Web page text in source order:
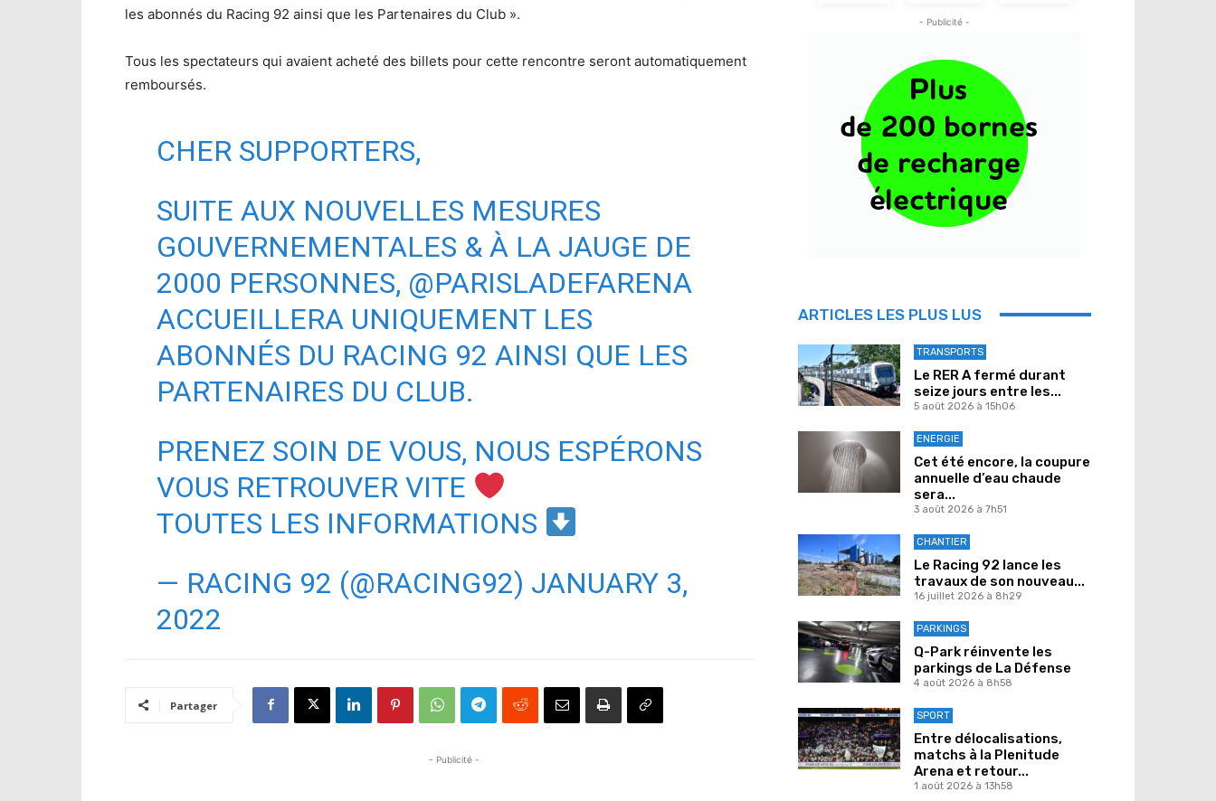
les abonnés du Racing 92 ainsi que les Partenaires du Club ».
Tous les spectateurs qui avaient acheté des billets pour cette rencontre seront automatiquement
remboursés.
CHER SUPPORTERS,
SUITE AUX NOUVELLES MESURES
GOUVERNEMENTALES & À LA JAUGE DE
2000 PERSONNES, @PARISLADEFARENA
ACCUEILLERA UNIQUEMENT LES
ABONNÉS DU RACING 92 AINSI QUE LES
PARTENAIRES DU CLUB.
PRENEZ SOIN DE VOUS, NOUS ESPÉRONS
VOUS RETROUVER VITE
TOUTES LES INFORMATIONS
— RACING 92 (@RACING92) JANUARY 3,
2022
Partager
- Publicité -
- Publicité -
ARTICLES LES PLUS LUS
TRANSPORTS
Le RER A fermé durant
seize jours entre les...
5 août 2026 à 15h06
ENERGIE
Cet été encore, la coupure
annuelle d’eau chaude
sera...
3 août 2026 à 7h51
CHANTIER
Le Racing 92 lance les
travaux de son nouveau...
16 juillet 2026 à 8h29
PARKINGS
Q-Park réinvente les
parkings de La Défense
4 août 2026 à 8h58
SPORT
Entre délocalisations,
matchs à la Plenitude
Arena et retour...
1 août 2026 à 13h58